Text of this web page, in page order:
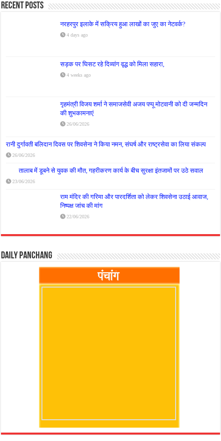
Recent Posts
नरहरपुर इलाके में सक्रिय हुआ लाखों का जुए का नेटवर्क?
4 days ago
सड़क पर घिसट रहे दिव्यांग वृद्ध को मिला सहारा,
4 weeks ago
गृहमंत्री विजय शर्मा ने समाजसेवी अजय पप्पू मोटवानी को दी जन्मदिन
की शुभकामनाएं
26/06/2026
रानी दुर्गावती बलिदान दिवस पर शिवसेना ने किया नमन, संघर्ष और राष्ट्रसेवा का लिया संकल्प
26/06/2026
तालाब में डूबने से युवक की मौत, गहरीकरण कार्य के बीच सुरक्षा इंतजामों पर उठे सवाल
23/06/2026
राम मंदिर की गरिमा और पारदर्शिता को लेकर शिवसेना उठाई आवाज,
निष्पक्ष जांच की मांग
22/06/2026
Daily Panchang